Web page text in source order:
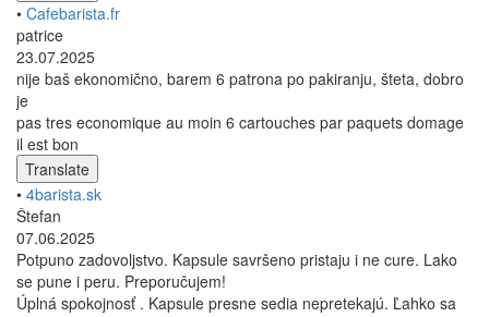
• Cafebarista.fr
patrice
23.07.2025
nije baš ekonomično, barem 6 patrona po pakiranju, šteta, dobro
je
pas tres economique au moin 6 cartouches par paquets domage
il est bon
Translate
• 4barista.sk
Štefan
07.06.2025
Potpuno zadovoljstvo. Kapsule savršeno pristaju i ne cure. Lako
se pune i peru. Preporučujem!
Úplná spokojnosť . Kapsule presne sedia nepretekajú. Ľahko sa